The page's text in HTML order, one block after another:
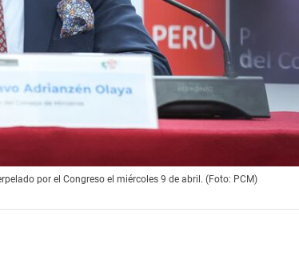
por el Congreso el miércoles 9 de abril. (Foto: PCM)